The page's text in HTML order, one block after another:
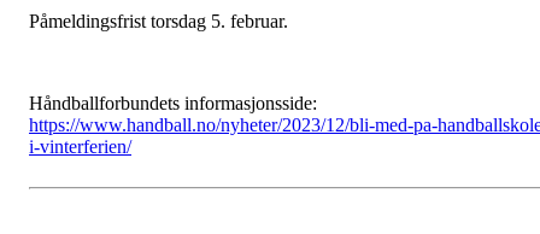
Påmeldingsfrist torsdag 5. februar.
Håndballforbundets informasjonsside:
https://www.handball.no/nyheter/2023/12/bli-med-pa-
i-vinterferien/